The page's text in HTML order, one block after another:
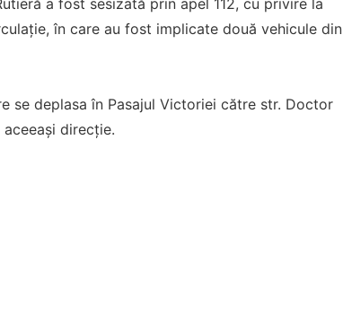
în care au fost implicate două vehicule din
se deplasa în Pasajul Victoriei către str. Doctor
direcție.